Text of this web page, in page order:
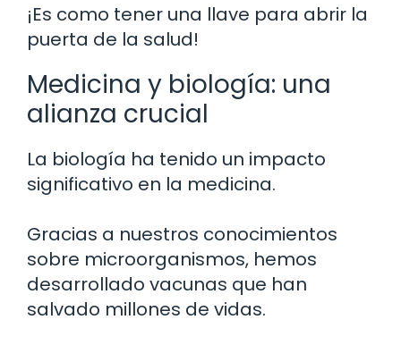
¡Es como tener una llave para abrir la
puerta de la salud!
Medicina y biología: una
alianza crucial
La biología ha tenido un impacto
significativo en la medicina.
Gracias a nuestros conocimientos
sobre microorganismos, hemos
desarrollado vacunas que han
salvado millones de vidas.